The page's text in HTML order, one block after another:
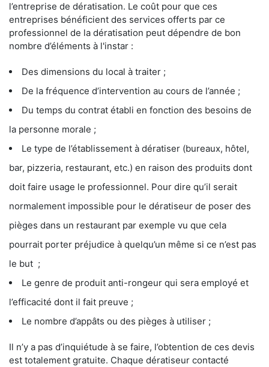
l’entreprise de dératisation. Le coût pour que ces
entreprises bénéficient des services offerts par ce
professionnel de la dératisation peut dépendre de bon
nombre d’éléments à l'instar :
Des dimensions du local à traiter ;
De la fréquence d’intervention au cours de l’année ;
Du temps du contrat établi en fonction des besoins de
la personne morale ;
Le type de l’établissement à dératiser (bureaux, hôtel,
bar, pizzeria, restaurant, etc.) en raison des produits dont
doit faire usage le professionnel. Pour dire qu’il serait
normalement impossible pour le dératiseur de poser des
pièges dans un restaurant par exemple vu que cela
pourrait porter préjudice à quelqu’un même si ce n’est pas
le but ;
Le genre de produit anti-rongeur qui sera employé et
l’efficacité dont il fait preuve ;
Le nombre d’appâts ou des pièges à utiliser ;
Il n’y a pas d’inquiétude à se faire, l’obtention de ces devis
est totalement gratuite. Chaque dératiseur contacté